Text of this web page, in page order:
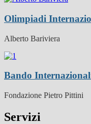
Olimpiadi
Alberto Bariviera
Bando
Fondazione Pietro Pittini
Servizi